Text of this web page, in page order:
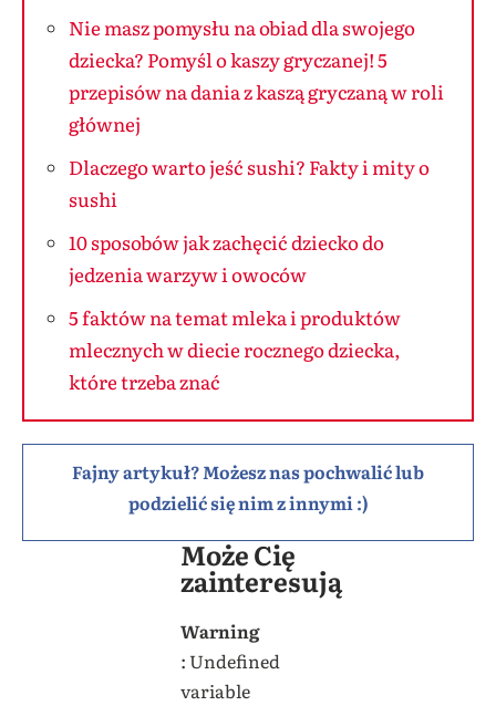
Nie masz pomysłu na obiad dla swojego
dziecka? Pomyśl o kaszy gryczanej! 5
przepisów na dania z kaszą gryczaną w roli
głównej
Dlaczego warto jeść sushi? Fakty i mity o
sushi
10 sposobów jak zachęcić dziecko do
jedzenia warzyw i owoców
5 faktów na temat mleka i produktów
mlecznych w diecie rocznego dziecka,
które trzeba znać
Fajny artykuł? Możesz nas pochwalić lub
podzielić się nim z innymi :)
Może Cię
zainteresują
Warning
: Undefined
variable